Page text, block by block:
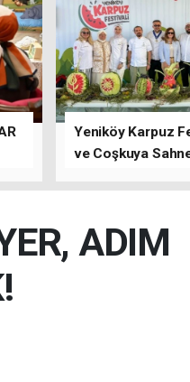
Yeniköy Karpuz
ve Coşkuya
ADIM